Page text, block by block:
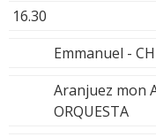
16.30
Emmanuel -
Aranjuez mon
ORQUESTA